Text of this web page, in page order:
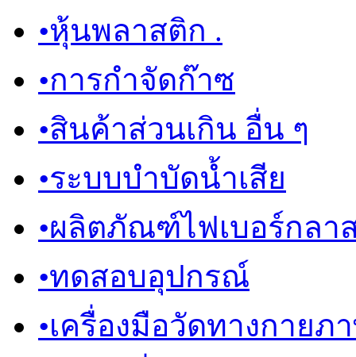
•หุ้นพลาสติก .
•การกำจัดก๊าซ
•สินค้าส่วนเกิน อื่น ๆ
•ระบบบำบัดน้ำเสีย
•ผลิตภัณฑ์ไฟเบอร์กลา
•ทดสอบอุปกรณ์
•เครื่องมือวัดทางกายภ